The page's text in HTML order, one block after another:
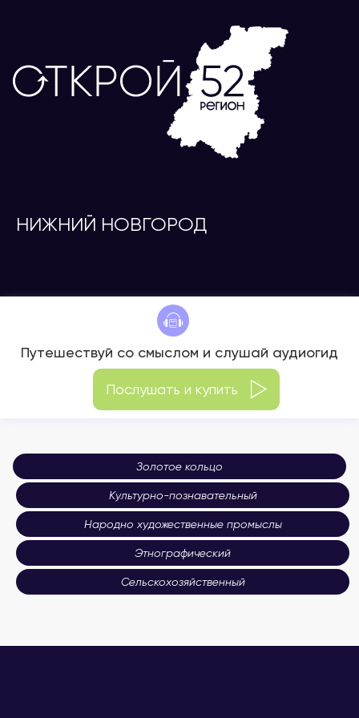
НИЖНИЙ НОВГОРОД
Путешествуй со смыслом и слушай аудиогид
Послушать и купить
Золотое кольцо
Культурно-познавательный
Народно художественные промыслы
Этнографический
Сельскохозяйственный